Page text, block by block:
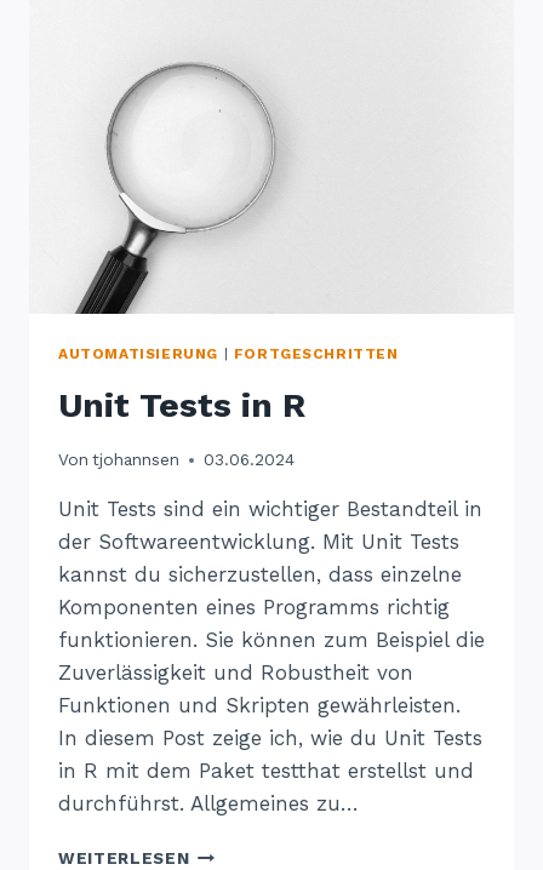
AUTOMATISIERUNG | FORTGESCHRITTEN
Unit Tests in R
Von tjohannsen 03.06.2024
Unit Tests sind ein wichtiger Bestandteil in
der Softwareentwicklung. Mit Unit Tests
kannst du sicherzustellen, dass einzelne
Komponenten eines Programms richtig
funktionieren. Sie können zum Beispiel die
Zuverlässigkeit und Robustheit von
Funktionen und Skripten gewährleisten.
In diesem Post zeige ich, wie du Unit Tests
in R mit dem Paket testthat erstellst und
durchführst. Allgemeines zu…
WEITERLESENUNIT